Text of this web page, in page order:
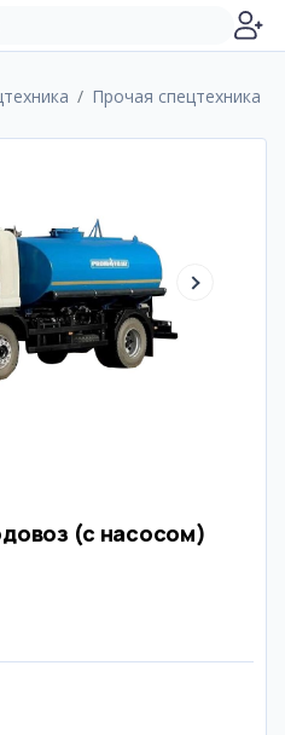
Прочая спецтехника
(с насосом)